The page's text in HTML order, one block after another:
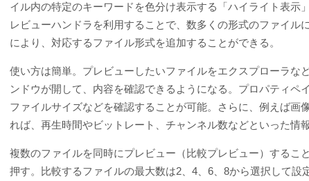
イル内の特定のキーワードを色分け表示する「ハイライト表
レビューハンドラを利用することで、数多くの形式のファイルに
により、対応するファイル形式を追加することができる。
使い方は簡単。プレビューしたいファイルをエクスプローラな
ンドウが開して、内容を確認できるようになる。プロパティペ
ファイルサイズなどを確認することが可能。さらに、例えば
れば、再生時間やビットレート、チャンネル数などといった情報
複数のファイルを同時にプレビュー（比較プレビュー）する
押す。比較するファイルの最大数は2、4、6、8から選択して